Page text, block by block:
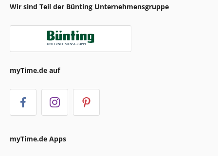
Wir sind Teil der Bünting Unternehmensgruppe
myTime.de auf
myTime.de Apps